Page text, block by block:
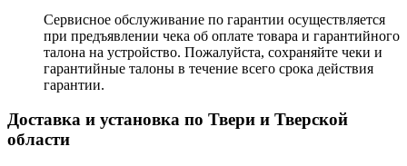
Сервисное обслуживание по гарантии осуществляется
при предъявлении чека об оплате товара и гарантийного
талона на устройство. Пожалуйста, сохраняйте чеки и
гарантийные талоны в течение всего срока действия
гарантии.
Доставка и установка по Твери и Тверской
области